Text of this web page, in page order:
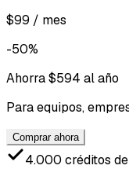
$99 / mes
-50%
Ahorra $594 al año
Para equipos,
Comprar ahora
4.000 créditos